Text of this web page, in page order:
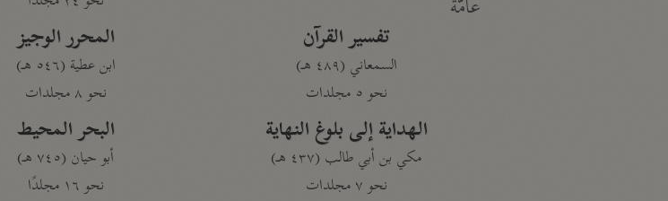
عامّة
تفسير القرآن
السمعاني (٤٨٩ هـ)
نحو ٥ مجلدات
الهداية إلى بلوغ النهاية
مكي بن أبي طالب (٤٣٧ هـ)
نحو ٧ مجلدات
المحرر الوجيز
ابن عطية (٥٤٦ هـ)
نحو ٨ مجلدات
البحر المحيط
أبو حيان (٧٤٥ هـ)
نحو ١٦ مجلدًا